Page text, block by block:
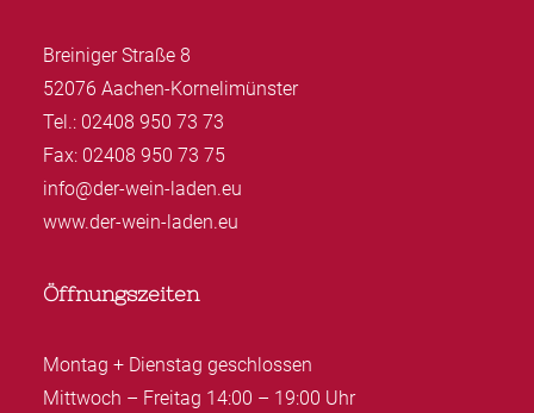
Breiniger Straße 8
52076 Aachen-Kornelimünster
Tel.: 02408 950 73 73
Fax: 02408 950 73 75
info@der-wein-laden.eu
www.der-wein-laden.eu
Öffnungszeiten
Montag + Dienstag geschlossen
Mittwoch – Freitag 14:00 – 19:00 Uhr